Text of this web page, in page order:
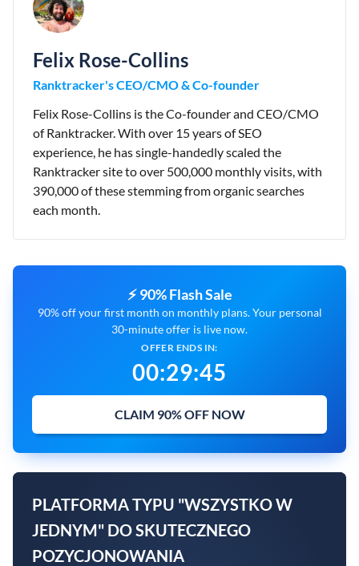
Felix Rose-Collins
Ranktracker's CEO/CMO & Co-founder
Felix Rose-Collins is the Co-founder and CEO/CMO
of Ranktracker. With over 15 years of SEO
experience, he has single-handedly scaled the
Ranktracker site to over 500,000 monthly visits, with
390,000 of these stemming from organic searches
each month.
⚡ 90% Flash Sale
90% off your first month on monthly plans. Your personal
30-minute offer is live now.
OFFER ENDS IN:
00:29:44
CLAIM 90% OFF NOW
PLATFORMA TYPU "WSZYSTKO W
JEDNYM" DO SKUTECZNEGO
POZYCJONOWANIA